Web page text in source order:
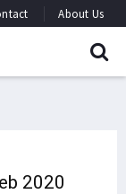
About Us
2020